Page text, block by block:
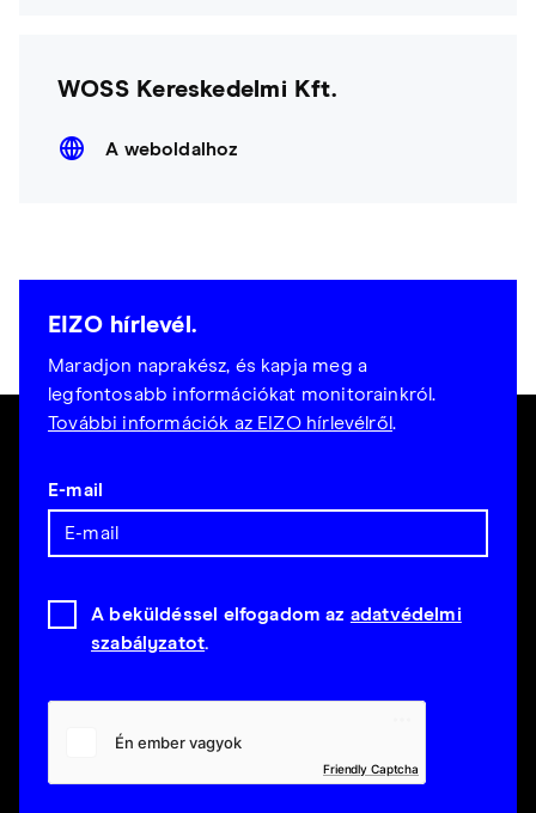
WOSS Kereskedelmi Kft.
A weboldalhoz
EIZO hírlevél.
Maradjon naprakész, és kapja meg a
legfontosabb információkat monitorainkról.
További információk az EIZO hírlevélről.
E-mail
A beküldéssel elfogadom az adatvédelmi
szabályzatot.
Friendly Captcha